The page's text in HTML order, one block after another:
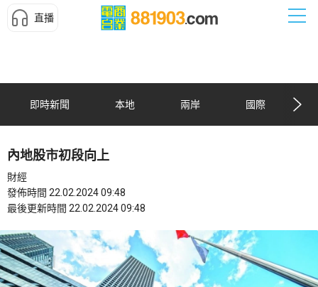
直播
即時新聞 本地 兩岸 國際
內地股市初段向上
財經
發佈時間 22.02.2024 09:48
最後更新時間 22.02.2024 09:48